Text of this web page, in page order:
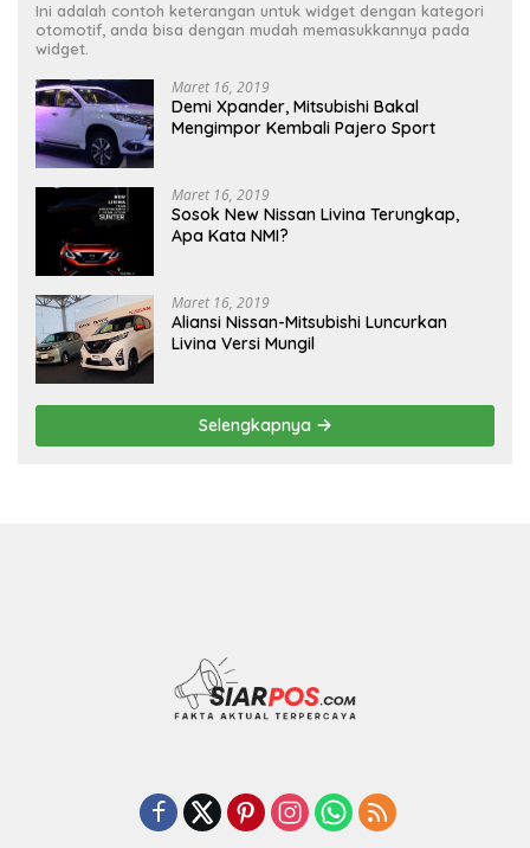
Ini adalah contoh keterangan untuk widget dengan kategori
otomotif, anda bisa dengan mudah memasukkannya pada
widget.
Maret 16, 2019
Demi Xpander, Mitsubishi Bakal
Mengimpor Kembali Pajero Sport
Maret 16, 2019
Sosok New Nissan Livina Terungkap,
Apa Kata NMI?
Maret 16, 2019
Aliansi Nissan-Mitsubishi Luncurkan
Livina Versi Mungil
Selengkapnya